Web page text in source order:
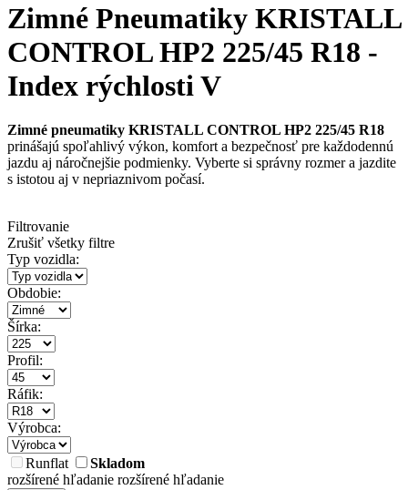
Zimné Pneumatiky KRISTALL
CONTROL HP2 225/45 R18 -
Index rýchlosti V
Zimné pneumatiky KRISTALL CONTROL HP2 225/45 R18
prinášajú spoľahlivý výkon, komfort a bezpečnosť pre každodennú
jazdu aj náročnejšie podmienky. Vyberte si správny rozmer a jazdite
s istotou aj v nepriaznivom počasí.
Filtrovanie
Zrušiť všetky filtre
Typ vozidla:
Obdobie:
Šírka:
Profil:
Ráfik:
Výrobca:
Runflat
Skladom
rozšírené hľadanie rozšírené hľadanie